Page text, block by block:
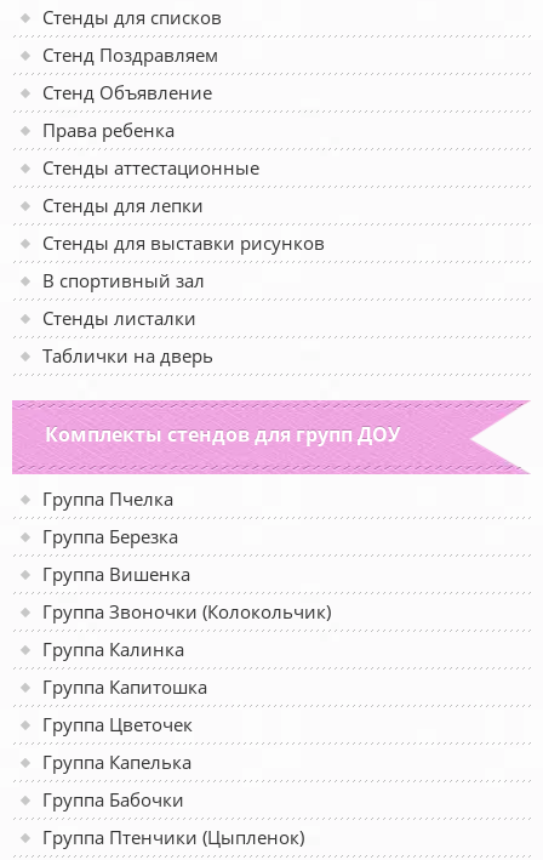
Стенды для списков
Стенд Поздравляем
Стенд Объявление
Права ребенка
Стенды аттестационные
Стенды для лепки
Стенды для выставки рисунков
В спортивный зал
Стенды листалки
Таблички на дверь
Комплекты стендов для групп ДОУ
Группа Пчелка
Группа Березка
Группа Вишенка
Группа Звоночки (Колокольчик)
Группа Калинка
Группа Капитошка
Группа Цветочек
Группа Капелька
Группа Бабочки
Группа Птенчики (Цыпленок)